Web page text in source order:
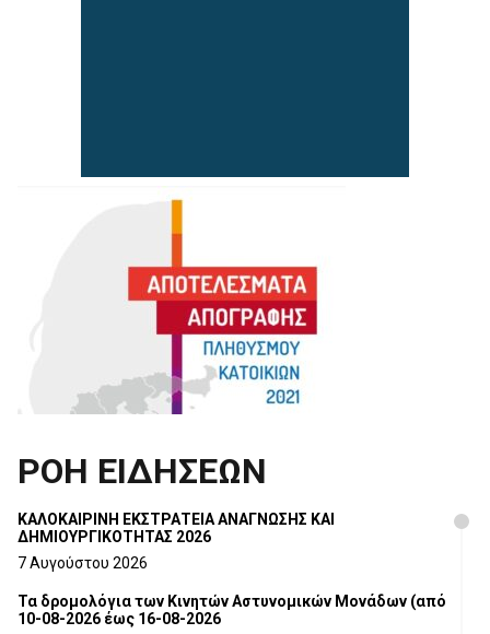
ΡΟΗ ΕΙΔΗΣΕΩΝ
ΚΑΛΟΚΑΙΡΙΝΗ ΕΚΣΤΡΑΤΕΙΑ ΑΝΑΓΝΩΣΗΣ ΚΑΙ
ΔΗΜΙΟΥΡΓΙΚΟΤΗΤΑΣ 2026
7 Αυγούστου 2026
Τα δρομολόγια των Κινητών Αστυνομικών Μονάδων (από
10-08-2026 έως 16-08-2026